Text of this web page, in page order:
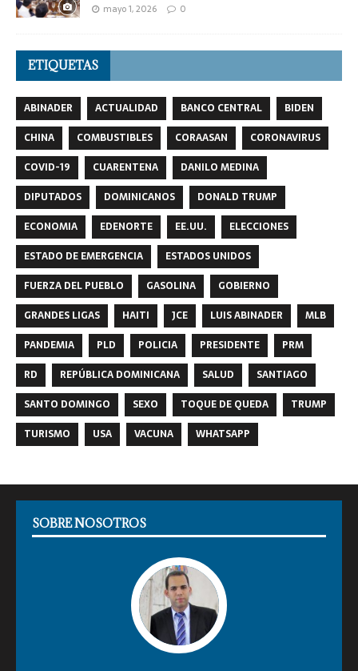
mayo 1, 2026 0
ETIQUETAS
ABINADER ACTUALIDAD BANCO CENTRAL
BIDEN
CHINA
COMBUSTIBLES CORAASAN
CORONAVIRUS
COVID-19
CUARENTENA
DANILO MEDINA
DIPUTADOS
DOMINICANOS
DONALD TRUMP
ECONOMIA
EDENORTE EE.UU.
ELECCIONES
ESTADO DE EMERGENCIA
ESTADOS UNIDOS
FUERZA DEL PUEBLO
GASOLINA
GOBIERNO
GRANDES LIGAS
HAITI JCE LUIS ABINADER
MLB
PANDEMIA
PLD POLICIA PRESIDENTE
PRM
RD
REPÚBLICA DOMINICANA SALUD
SANTIAGO
SANTO DOMINGO
SEXO TOQUE DE QUEDA
TRUMP
TURISMO
USA VACUNA WHATSAPP
SOBRE NOSOTROS